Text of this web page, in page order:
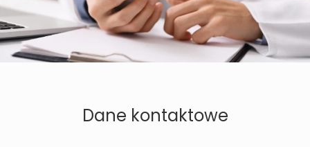
Dane kontaktowe